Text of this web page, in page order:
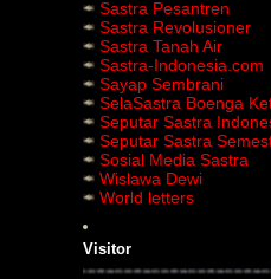
Sastra Pesantren
Sastra Revolusioner
Sastra Tanah Air
Sastra-Indonesia.com
Sayap Sembrani
SelaSastra Boenga
Seputar Sastra
Seputar Sastra
Sosial Media Sastra
Wislawa Dewi
World letters
Visitor